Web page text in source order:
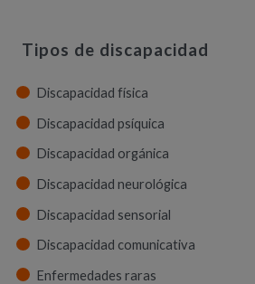
Tipos de discapacidad
Discapacidad física
Discapacidad psíquica
Discapacidad orgánica
Discapacidad neurológica
Discapacidad sensorial
Discapacidad comunicativa
Enfermedades raras